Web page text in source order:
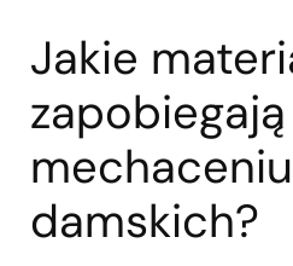
Jakie
zapobiegają
damskich?